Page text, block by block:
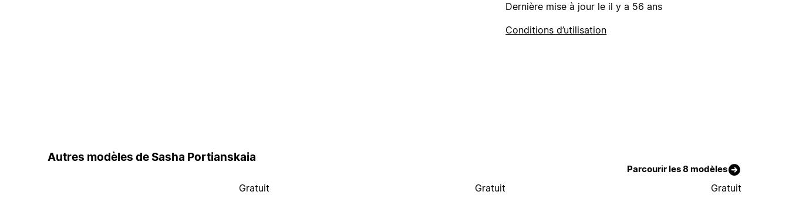
Dernière mise à jour le il y a 56 ans
Conditions d’utilisation
Autres modèles de Sasha Portianskaia
Parcourir les 8 modèles
Gratuit Gratuit Gratuit